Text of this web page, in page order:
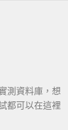
測資料庫，想
都可以在這裡